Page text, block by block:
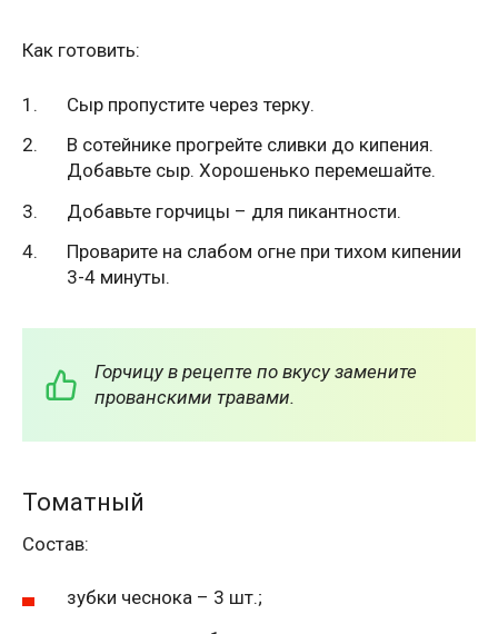
Как готовить:
Сыр пропустите через терку.
В сотейнике прогрейте сливки до кипения.
Добавьте сыр. Хорошенько перемешайте.
Добавьте горчицы – для пикантности.
Проварите на слабом огне при тихом кипении
3-4 минуты.
Горчицу в рецепте по вкусу замените
прованскими травами.
Томатный
Состав:
зубки чеснока – 3 шт.;